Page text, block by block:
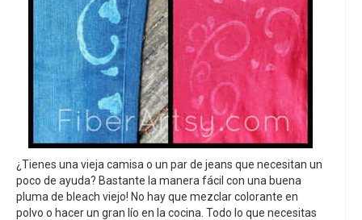
¿Tienes una vieja camisa o un par de jeans que necesitan un
poco de ayuda? Bastante la manera fácil con una buena
pluma de bleach viejo! No hay que mezclar colorante en
polvo o hacer un gran lío en la cocina. Todo lo que necesitas